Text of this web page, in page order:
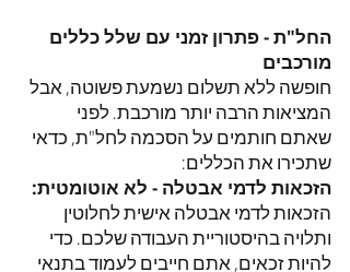
החל"ת - פתרון זמני עם שלל כללים
מורכבים
חופשה ללא תשלום נשמעת פשוטה, אבל
המציאות הרבה יותר מורכבת. לפני
שאתם חותמים על הסכמה לחל"ת, כדאי
שתכירו את הכללים:
הזכאות לדמי אבטלה - לא אוטומטית:
הזכאות לדמי אבטלה אישית לחלוטין
ותלויה בהיסטוריית העבודה שלכם. כדי
להיות זכאים, אתם חייבים לעמוד בתנאי